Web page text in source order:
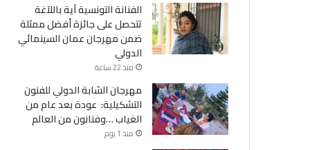
اقتصاد
منذ 6 أيام
الفنانة التونسية آية باللآغة
تتحصل على جائزة أفضل ممثلة
ضمن مهرجان عمان السينمائي
الدولي
منذ 22 ساعة
مهرجان الشابة الدولي للفنون
التشكيلية: عودة بعد عام من
الغياب …وفنانون من العالم
منذ 1 يوم